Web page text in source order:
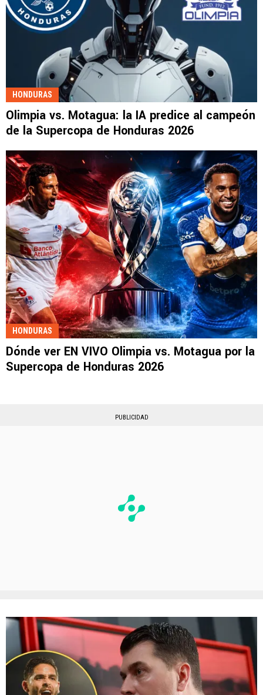
HONDURAS
Olimpia vs. Motagua: la IA predice al campeón
de la Supercopa de Honduras 2026
HONDURAS
Dónde ver EN VIVO Olimpia vs. Motagua por la
Supercopa de Honduras 2026
PUBLICIDAD